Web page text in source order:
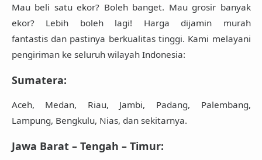
Mau beli satu ekor? Boleh banget. Mau grosir banyak
ekor? Lebih boleh lagi! Harga dijamin murah
fantastisdan pastinya berkualitas tinggi. Kami melayani
pengiriman ke seluruh wilayah Indonesia:
Sumatera:
Aceh, Medan, Riau, Jambi, Padang, Palembang,
Lampung, Bengkulu, Nias, dan sekitarnya.
Jawa Barat – Tengah – Timur: